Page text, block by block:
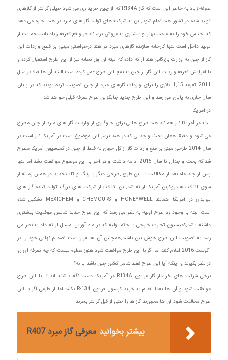
تعرفه زیاد به خاطر این است که گاز R134A که از چین خریداری می شود خیلی گرانتر از گازهای
تولید شده در کشور هند تمام شود.این به شرکت های تولید گاز های مبرد در هند اجازه می دهد
که اجناس خود را به قیمت بهتر و بیشتری به فروش برسانند.در واقع تعرفه زیاد بابت حمایت از
تولید داخل است.تنها کارخانه سازنده گازهای مبرد در هند درخواستی مبنبی بر قطع واردات این
گاز از چین به وزارت بازرگانی هند ارائه داده که البته آن وزراتخانه نیز از این طرح استقبال کرده و
با افزایش تعرفه واردات این گاز از چین به نفع این طرح عمل کرده است.البته آن ها قبلا در سال
2011 تعرفه 1.15 دلاری را برای واردات گازهای مبرد از چین تصویب کرده بودند که در پایان
سال جاری به پایان می رسد و این طرح جدید جایگزین طرح تعرفه قبلی خواهد شد.
در آمریکا
البته در آمریکا نیز همانند هند طرح هایی برای جلوگیری از واردات گاز های مبرد از چین مطرح
می شود و دقیقا همان بحث و جدالی که در هند برسر این موضوع است در آمریکا نیز است.در
سال 2014 طرحی مبنی بر منع واردات گاز از کل جهان نه فقط از چین در کمیسیون آمریکا مطرح
شد که بحث و جدال تا سال 2015 ادامه داشت و در آخر با این موضوع موافقت نشد.اما تنها
پس از چند ماه بعد از مخالفت با این طرح ,طرحی دیگر با رنگ و تاب جدید در همین زمینه از
سوی ائتلاف هیدروکربن آمریکا ارائه شد.این ائتلاف از شرکت های بزرگ تولید کننده گاز های
تبریدی در آمریکا همانند HONEYWELL و CHEMOURS و MEXICHEM تشکیل شده
است.البته با وجود رد طرح اولیه به نظر می رسد که این طرح جدید شانس موفقیت بیشتری
داشته باشد.کمیسیون تجارت خارجی با حکم اولیه که در ماه آوریل امسال ارائه داد به نظر می
رسد به تصویب این طرح خوش بین باشند.همچنین آن ها قرار است تصمیم نهایی خود را در
آگوست 2016 اعلام کنند.اما اگر با این طرح موافقت شود هنوز معلوم نیست که چه تعرفه ای رو
در نظر بگیرند و اینکه آیا این طرح فقط شامل کشور چین باشد یا نه؟
برخی شرکت های خریدار گاز فریون R134A در آمریکا دست نگه داشته اند تا با این طرح
موافقت شود و آن ها بعدا اقدام به خرید کپسول فریون R-134 بکنند اما از طرفی اگر با این
طرح مخالفت شود آن ها مجبورند گاز ها را حتی از قبل گرانتر بخرند.
بیشتر بخوانید معرفی گاز مبرد R407